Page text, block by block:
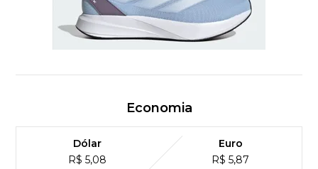
Economia
Dólar
R$ 5,08
Euro
R$ 5,87